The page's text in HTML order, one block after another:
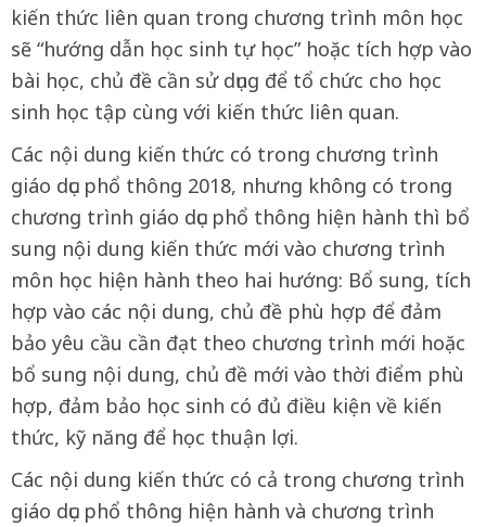
kiến thức liên quan trong chương trình môn học
sẽ “hướng dẫn học sinh tự học” hoặc tích hợp vào
bài học, chủ đề cần sử dụng để tổ chức cho học
sinh học tập cùng với kiến thức liên quan.
Các nội dung kiến thức có trong chương trình
giáo dục phổ thông 2018, nhưng không có trong
chương trình giáo dục phổ thông hiện hành thì bổ
sung nội dung kiến thức mới vào chương trình
môn học hiện hành theo hai hướng: Bổ sung, tích
hợp vào các nội dung, chủ đề phù hợp để đảm
bảo yêu cầu cần đạt theo chương trình mới hoặc
bổ sung nội dung, chủ đề mới vào thời điểm phù
hợp, đảm bảo học sinh có đủ điều kiện về kiến
thức, kỹ năng để học thuận lợi.
Các nội dung kiến thức có cả trong chương trình
giáo dục phổ thông hiện hành và chương trình